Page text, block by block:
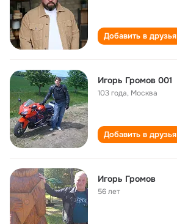
Добавить в друзья
Игорь Громов 001
103 года, Москва
Добавить в друзья
Игорь Громов
56 лет